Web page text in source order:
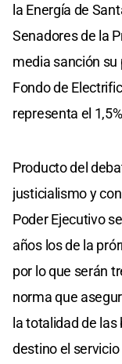
la Energía de
Senadores de la
media sanción
Fondo de
representa el
Producto del
justicialismo y
Poder Ejecutivo
años los de la
por lo que serán
norma que
la totalidad de las
destino el